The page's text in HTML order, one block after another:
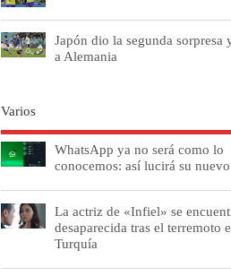
Japón dio la segunda sorpresa
a Alemania
Varios
WhatsApp ya no será como lo
conocemos: así lucirá su
La actriz de «Infiel» se
desaparecida tras el terremoto
Turquía